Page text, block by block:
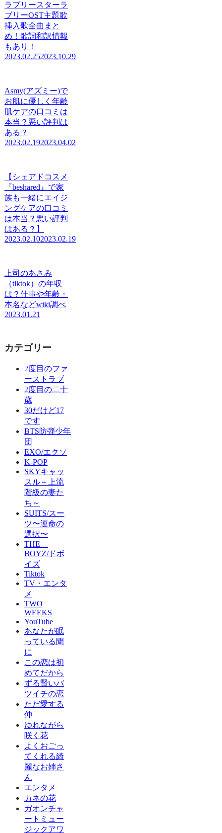
ラブリースターラ
ブリーOST主題歌
挿入歌全曲まと
め！歌詞和訳情報
もあり！
2023.02.252023.10.29
Asmy(アズミー)で
お肌に優しく年齢
肌ケアの口コミは
本当？悪い評判は
ある？
2023.02.192023.04.02
【シェアドコスメ
『beshared』で家
族も一緒にエイジ
ングケアの口コミ
は本当？悪い評判
はある？】
2023.02.102023.02.19
上司のあさみ
（tiktok）の年収
は？仕事や年齢・
本名などwiki調べ
2023.01.21
カテゴリー
2度目のファ
ーストラブ
2度目の二十
歳
30だけど17
です
BTS防弾少年
団
EXO/エクソ
K-POP
SKYキャッ
スル～上流
階級の妻た
ち～
SUITS/スー
ツ〜運命の
選択〜
THE
BOYZ/ドボ
イズ
Tiktok
TV・エンタ
メ
TWO
WEEKS
YouTube
あなたが眠
っている間
に
この恋は初
めてだから
ずる賢いバ
ツイチの恋
ただ愛する
仲
ゆれながら
咲く花
よくおごっ
てくれる綺
麗なお姉さ
ん
エンタメ
カネの花
ガオンチャ
ートミュー
ジックアワ